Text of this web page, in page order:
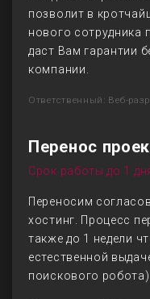
позволит в
нового сотрудника
даст Вам гарантии
компании.
Ответственный: Веб-
Перенос
Срок работы до 1
Переносим
хостинг. Процесс
также до 1 недели
естественной
поискового робота).